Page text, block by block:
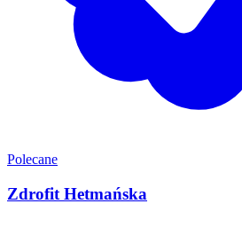
Polecane
Zdrofit Hetmańska